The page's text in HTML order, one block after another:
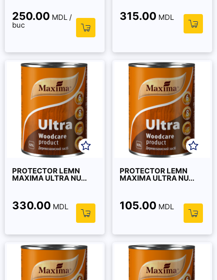
250.00 MDL /
buc
315.00 MDL
PROTECTOR LEMN
MAXIMA ULTRA NU...
330.00 MDL
PROTECTOR LEMN
MAXIMA ULTRA NU...
105.00 MDL